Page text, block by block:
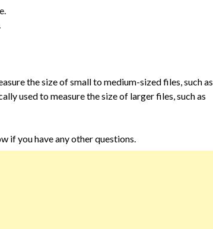
the size of small to medium-sized files, such as
used to measure the size of larger files, such as
if you have any other questions.